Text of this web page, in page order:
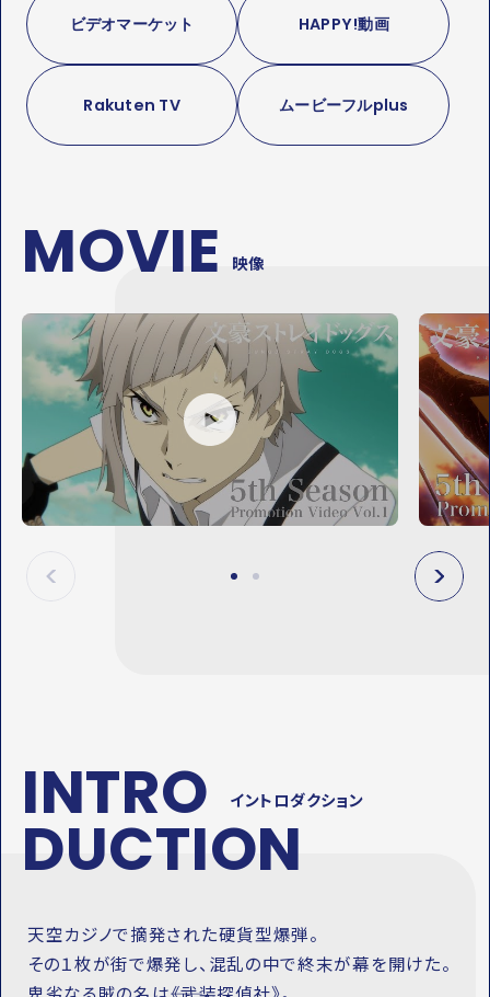
ビデオマーケット HAPPY!動画
Rakuten TV ムービーフルplus
MOVIE 映像
Y
E
P
Y
M
O
V
E
P
N
X
INTRO
DUCTION
イントロダクション
天空カジノで摘発された硬貨型爆弾。
その１枚が街で爆発し、混乱の中で終末が幕を開けた。